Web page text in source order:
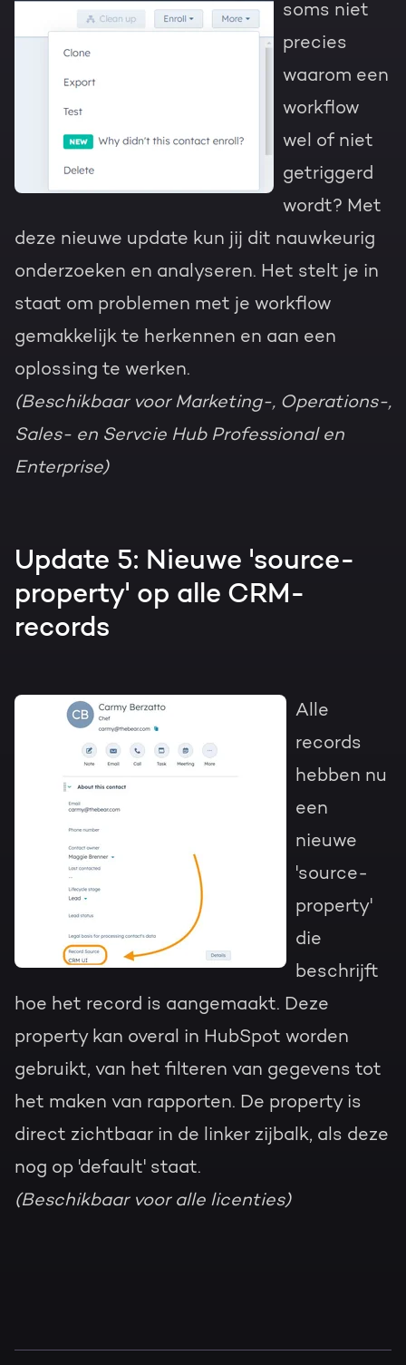
soms niet
precies
waarom een
workflow
wel of niet
getriggerd
wordt? Met
deze nieuwe update kun jij dit nauwkeurig
onderzoeken en analyseren. Het stelt je in
staat om problemen met je workflow
gemakkelijk te herkennen en aan een
oplossing te werken.
(Beschikbaar voor Marketing-, Operations-,
Sales- en Servcie Hub Professional en
Enterprise)
Update 5: Nieuwe 'source-
property' op alle CRM-
records
Alle
records
hebben nu
een
nieuwe
'source-
property'
die
beschrijft
hoe het record is aangemaakt. Deze
property kan overal in HubSpot worden
gebruikt, van het filteren van gegevens tot
het maken van rapporten. De property is
direct zichtbaar in de linker zijbalk, als deze
nog op 'default' staat.
(Beschikbaar voor alle licenties)